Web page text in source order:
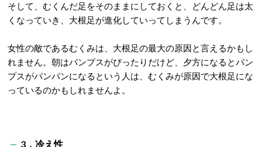
そして、むくんだ足をそのままにしておくと、どんどん足は太
くなっていき、大根足が進化していってしまうんです。
女性の敵であるむくみは、大根足の最大の原因と言えるかもし
れません。朝はパンプスがぴったりだけど、夕方になるとパン
プスがパンパンになるという人は、むくみが原因で大根足にな
っているのかもしれませんよ。
3．冷え性